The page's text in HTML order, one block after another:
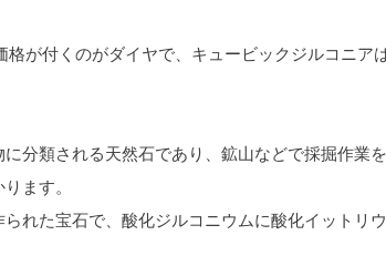
が付くのがダイヤで、キュービックジルコニア
分類される天然石であり、鉱山などで採掘作業
ます。
れた宝石で、酸化ジルコニウムに酸化イットリ